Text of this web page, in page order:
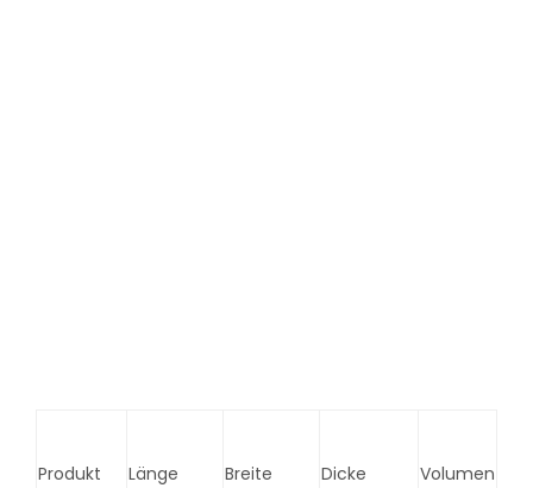
Produkt Länge Breite Dicke Volumen